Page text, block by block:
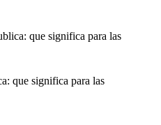
que significa para las